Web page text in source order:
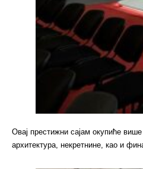
Овај престижни сајам окупиће
архитектура, некретнине, као и